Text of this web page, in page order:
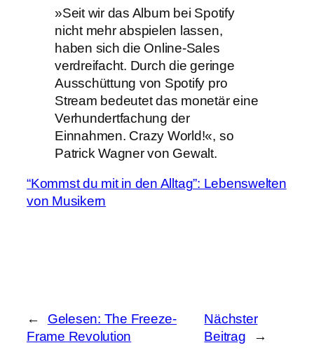
»Seit wir das Album bei Spotify
nicht mehr abspielen lassen,
haben sich die Online-Sales
verdreifacht. Durch die geringe
Ausschüttung von Spotify pro
Stream bedeutet das monetär eine
Verhundertfachung der
Einnahmen. Crazy World!«, so
Patrick Wagner von Gewalt.
“Kommst du mit in den Alltag”: Lebenswelten
von Musikern
←
Gelesen: The Freeze-
Frame Revolution
Nächster
Beitrag
→